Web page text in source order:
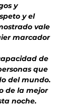
y
y el
vale
marcador
de
que
del mundo.
de la mejor
noche.